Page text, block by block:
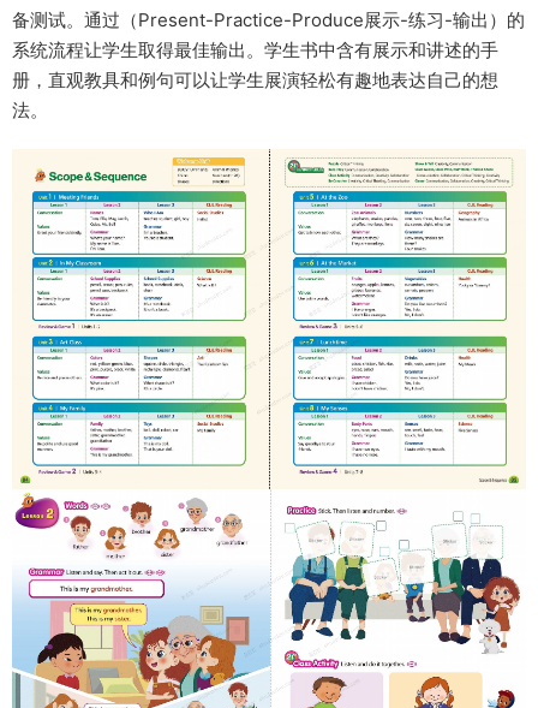
备测试。通过（Present-Practice-Produce展示-练习-输出）的
系统流程让学生取得最佳输出。学生书中含有展示和讲述的手
册，直观教具和例句可以让学生展演轻松有趣地表达自己的想
法。